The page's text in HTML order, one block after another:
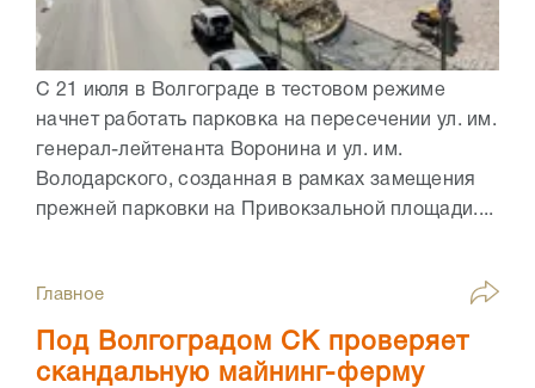
С 21 июля в Волгограде в тестовом режиме
начнет работать парковка на пересечении ул. им.
генерал-лейтенанта Воронина и ул. им.
Володарского, созданная в рамках замещения
прежней парковки на Привокзальной площади....
Главное
Под Волгоградом СК проверяет
скандальную майнинг-ферму